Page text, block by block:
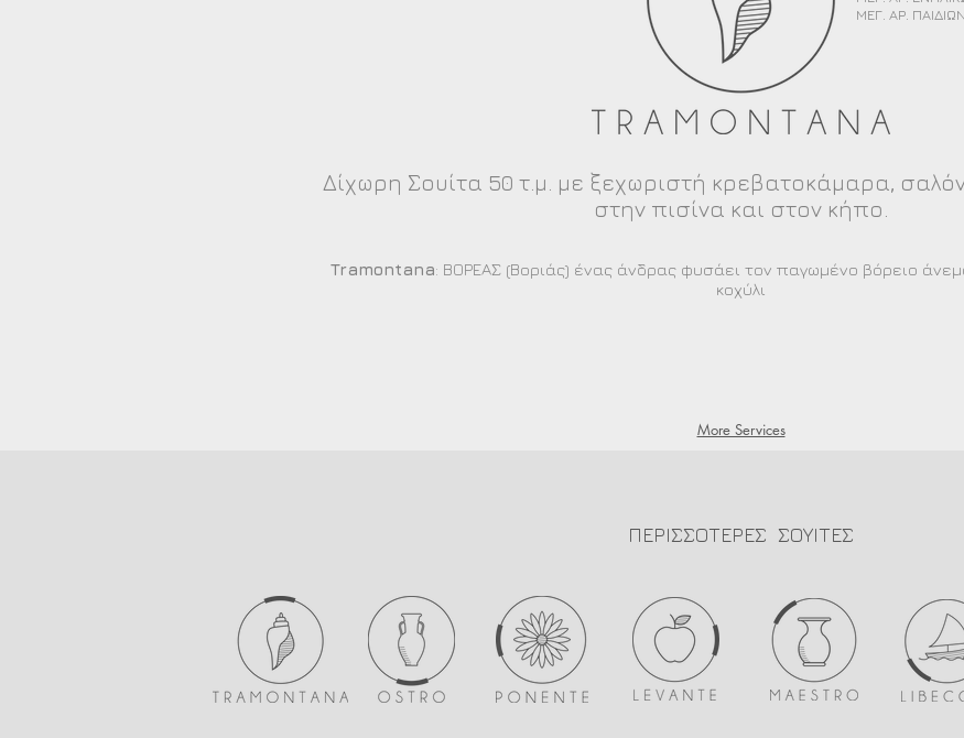
ΜΕΓ. ΑΡ.
Δίχωρη Σουίτα 50 τ.μ. με ξεχωριστή κρεβατοκάμαρα,
στην πισίνα και στον κήπο.
Tramontana: ΒΟΡΕΑΣ (Βοριάς) ένας άνδρας φυσάει τον παγωμένο βόρειο
κοχύλι
More Services
ΠΕΡΙΣΣΟΤΕΡΕΣ ΣΟΥΙΤΕΣ